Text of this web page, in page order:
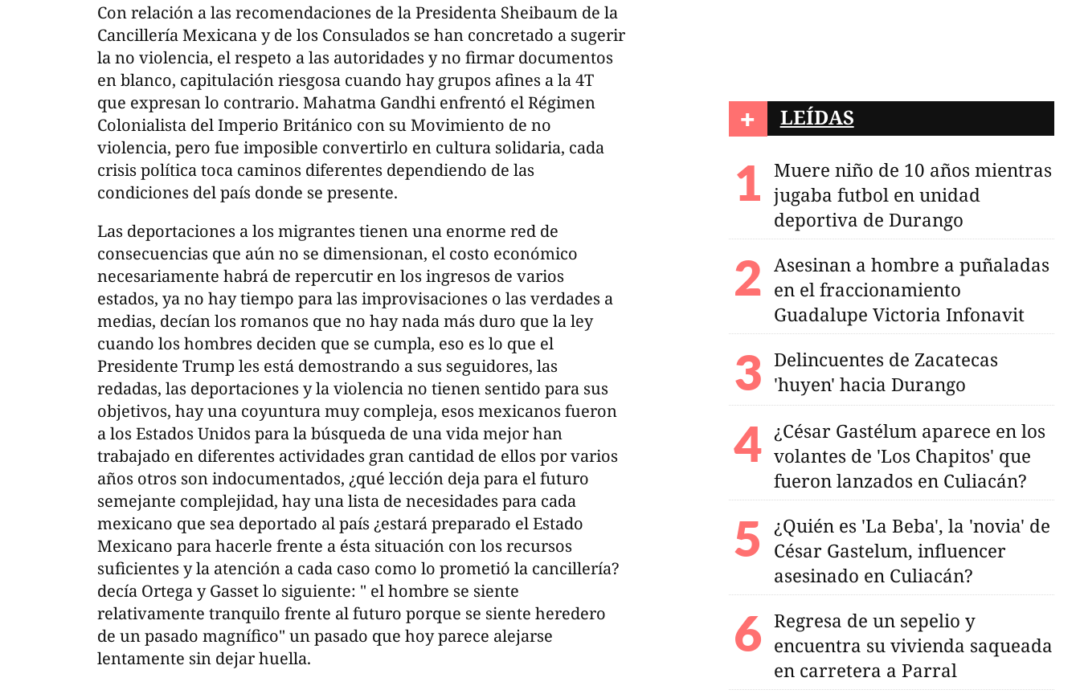
Con relación a las recomendaciones de la Presidenta Sheibaum de la
Cancillería Mexicana y de los Consulados se han concretado a sugerir
la no violencia, el respeto a las autoridades y no firmar documentos
en blanco, capitulación riesgosa cuando hay grupos afines a la 4T
que expresan lo contrario. Mahatma Gandhi enfrentó el Régimen
Colonialista del Imperio Británico con su Movimiento de no
violencia, pero fue imposible convertirlo en cultura solidaria, cada
crisis política toca caminos diferentes dependiendo de las
condiciones del país donde se presente.
Las deportaciones a los migrantes tienen una enorme red de
consecuencias que aún no se dimensionan, el costo económico
necesariamente habrá de repercutir en los ingresos de varios
estados, ya no hay tiempo para las improvisaciones o las verdades a
medias, decían los romanos que no hay nada más duro que la ley
cuando los hombres deciden que se cumpla, eso es lo que el
Presidente Trump les está demostrando a sus seguidores, las
redadas, las deportaciones y la violencia no tienen sentido para sus
objetivos, hay una coyuntura muy compleja, esos mexicanos fueron
a los Estados Unidos para la búsqueda de una vida mejor han
trabajado en diferentes actividades gran cantidad de ellos por varios
años otros son indocumentados, ¿qué lección deja para el futuro
semejante complejidad, hay una lista de necesidades para cada
mexicano que sea deportado al país ¿estará preparado el Estado
Mexicano para hacerle frente a ésta situación con los recursos
suficientes y la atención a cada caso como lo prometió la cancillería?
decía Ortega y Gasset lo siguiente: " el hombre se siente
relativamente tranquilo frente al futuro porque se siente heredero
de un pasado magnífico" un pasado que hoy parece alejarse
lentamente sin dejar huella.
+ LEÍDAS
Muere niño de 10 años mientras
jugaba futbol en unidad
deportiva de Durango
Asesinan a hombre a puñaladas
en el fraccionamiento
Guadalupe Victoria Infonavit
Delincuentes de Zacatecas
'huyen' hacia Durango
¿César Gastélum aparece en los
volantes de 'Los Chapitos' que
fueron lanzados en Culiacán?
¿Quién es 'La Beba', la 'novia' de
César Gastelum, influencer
asesinado en Culiacán?
Regresa de un sepelio y
encuentra su vivienda saqueada
en carretera a Parral